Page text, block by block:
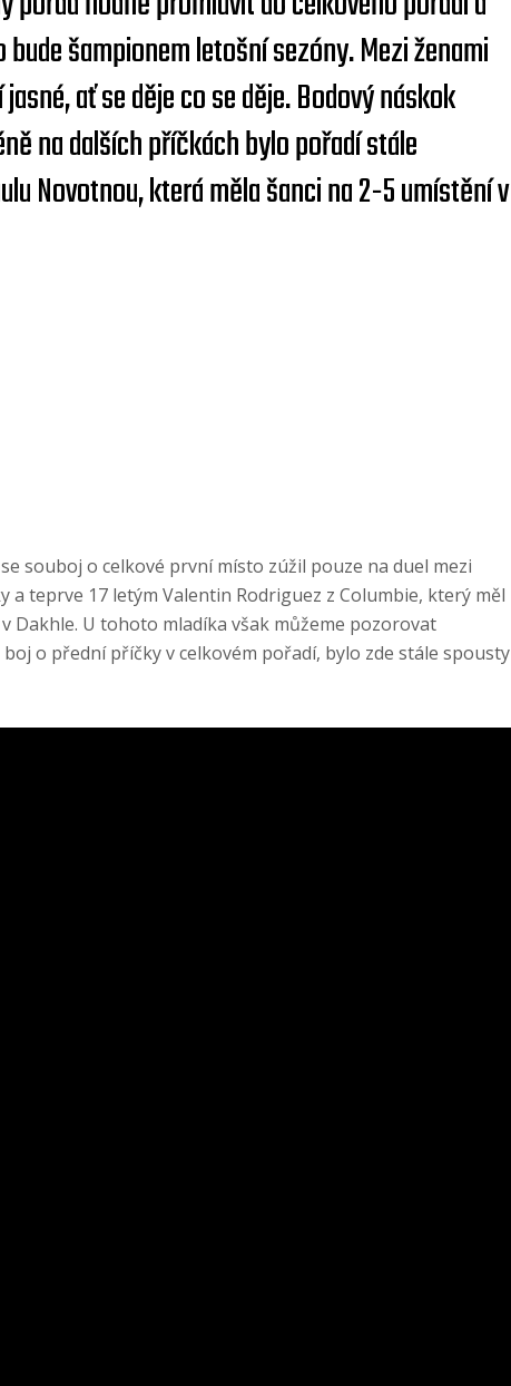
šampionem letošní sezóny. Mezi ženami
ať se děje co se děje. Bodový náskok
na dalších příčkách bylo pořadí stále
Novotnou, která měla šanci na 2-5 umístění v
souboj o celkové první místo zúžil pouze na duel mezi
teprve 17 letým Valentin Rodriguez z Columbie, který měl
Dakhle. U tohoto mladíka však můžeme pozorovat
o přední příčky v celkovém pořadí, bylo zde stále spousty